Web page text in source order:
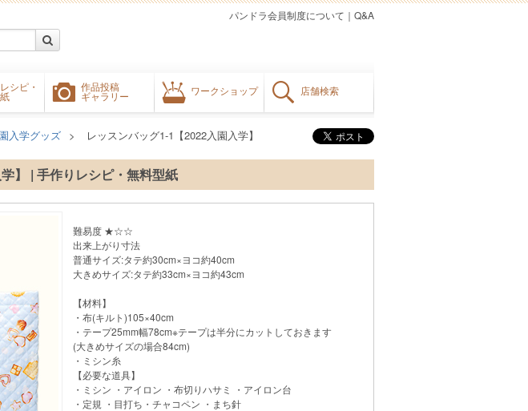
シピ・
作品投稿
ギャラリー
ワークショップ 店舗検索
Q&A
｜
パンドラ会員制度について
入学グッズ レッスンバッグ1-1【2022入園入学】
】 | 手作りレシピ・無料型紙
難易度 ★☆☆
出来上がり寸法
普通サイズ:タテ約30cm×ヨコ約40cm
大きめサイズ:タテ約33cm×ヨコ約43cm
【材料】
・布(キルト)105×40cm
・テープ25mm幅78cm※テープは半分にカットしておきます
(大きめサイズの場合84cm)
・ミシン糸
【必要な道具】
・ミシン ・アイロン ・布切りハサミ ・アイロン台
・定規 ・目打ち・チャコペン ・まち針